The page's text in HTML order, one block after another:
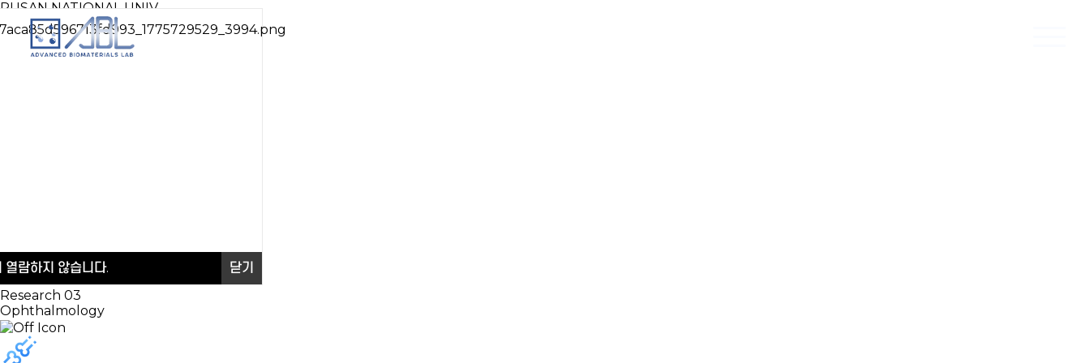
열람하지 않습니다. 닫기
PUSAN NATIONAL UNIV.
Advanced Biomaterials
Laboratory
Scroll
Research 03
Ophthalmology